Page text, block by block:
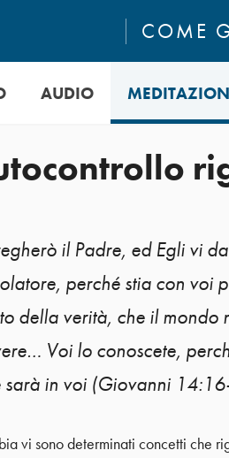
COME
AUDIO
il Padre, ed Egli vi
perché stia con voi
della verità, che il mondo
Voi lo conoscete,
sarà in voi (Giovanni
vi sono determinati concetti che